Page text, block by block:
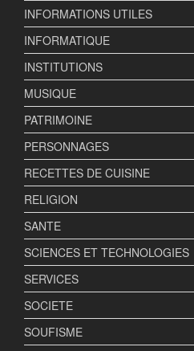
INFORMATIONS UTILES
INFORMATIQUE
INSTITUTIONS
MUSIQUE
PATRIMOINE
PERSONNAGES
RECETTES DE CUISINE
RELIGION
SANTE
SCIENCES ET TECHNOLOGIES
SERVICES
SOCIETE
SOUFISME